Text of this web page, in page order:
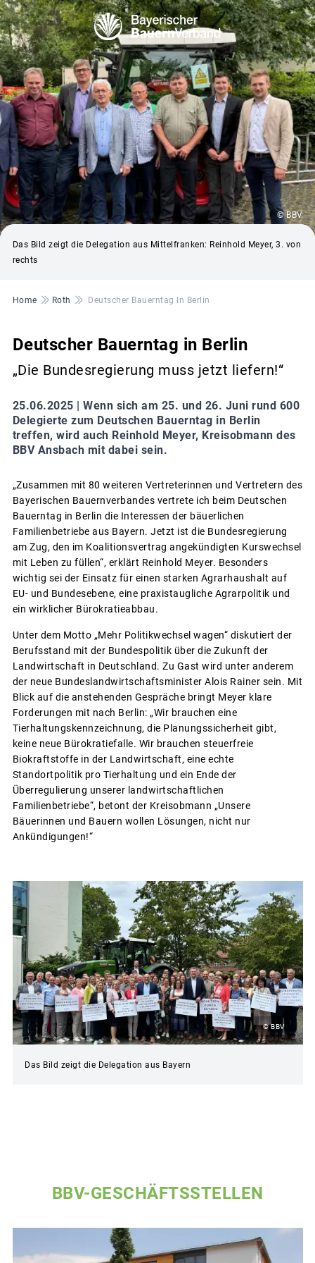
© BBV
Das Bild zeigt die Delegation aus Mittelfranken: Reinhold Meyer, 3. von
rechts
Pfadnavigation
Home Roth Deutscher Bauerntag In Berlin
Deutscher Bauerntag in Berlin
„Die Bundesregierung muss jetzt liefern!“
25.06.2025 | Wenn sich am 25. und 26. Juni rund 600
Delegierte zum Deutschen Bauerntag in Berlin
treffen, wird auch Reinhold Meyer, Kreisobmann des
BBV Ansbach mit dabei sein.
„Zusammen mit 80 weiteren Vertreterinnen und Vertretern des
Bayerischen Bauernverbandes vertrete ich beim Deutschen
Bauerntag in Berlin die Interessen der bäuerlichen
Familienbetriebe aus Bayern. Jetzt ist die Bundesregierung
am Zug, den im Koalitionsvertrag angekündigten Kurswechsel
mit Leben zu füllen“, erklärt Reinhold Meyer. Besonders
wichtig sei der Einsatz für einen starken Agrarhaushalt auf
EU- und Bundesebene, eine praxistaugliche Agrarpolitik und
ein wirklicher Bürokratieabbau.
Unter dem Motto „Mehr Politikwechsel wagen“ diskutiert der
Berufsstand mit der Bundespolitik über die Zukunft der
Landwirtschaft in Deutschland. Zu Gast wird unter anderem
der neue Bundeslandwirtschaftsminister Alois Rainer sein. Mit
Blick auf die anstehenden Gespräche bringt Meyer klare
Forderungen mit nach Berlin: „Wir brauchen eine
Tierhaltungskennzeichnung, die Planungssicherheit gibt,
keine neue Bürokratiefalle. Wir brauchen steuerfreie
Biokraftstoffe in der Landwirtschaft, eine echte
Standortpolitik pro Tierhaltung und ein Ende der
Überregulierung unserer landwirtschaftlichen
Familienbetriebe“, betont der Kreisobmann „Unsere
Bäuerinnen und Bauern wollen Lösungen, nicht nur
Ankündigungen!“
© BBV
Das Bild zeigt die Delegation aus Bayern
BBV-GESCHÄFTSSTELLEN